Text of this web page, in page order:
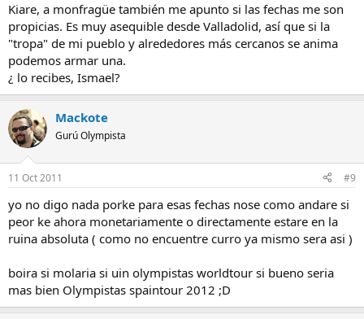
Kiare, a monfragüe también me apunto si las fechas me son
propicias. Es muy asequible desde Valladolid, así que si la
"tropa" de mi pueblo y alrededores más cercanos se anima
podemos armar una.
¿ lo recibes, Ismael?
Mackote
Gurú Olympista
11 Oct 2011 #9
yo no digo nada porke para esas fechas nose como andare si
peor ke ahora monetariamente o directamente estare en la
ruina absoluta ( como no encuentre curro ya mismo sera asi )
boira si molaria si uin olympistas worldtour si bueno seria
mas bien Olympistas spaintour 2012 ;D